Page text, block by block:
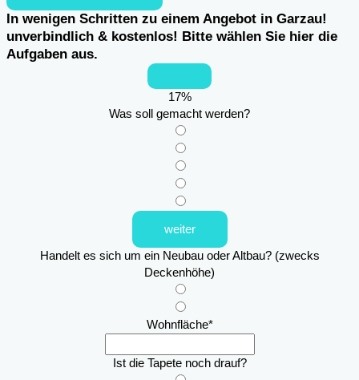
In wenigen Schritten zu einem Angebot in Garzau!
unverbindlich & kostenlos! Bitte wählen Sie hier die
Aufgaben aus.
17%
Was soll gemacht werden?
weiter
Handelt es sich um ein Neubau oder Altbau? (zwecks
Deckenhöhe)
Wohnfläche*
Ist die Tapete noch drauf?